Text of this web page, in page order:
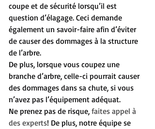
coupe et de sécurité lorsqu’il est
question d’élagage. Ceci demande
également un savoir-faire afin d’éviter
de causer des dommages à la structure
de l’arbre.
De plus, lorsque vous coupez une
branche d’arbre, celle-ci pourrait causer
des dommages dans sa chute, si vous
n’avez pas l’équipement adéquat.
Ne prenez pas de risque, faites appel à
des experts! De plus, notre équipe se